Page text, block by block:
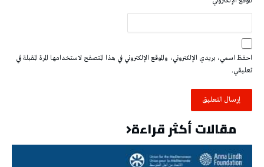
احفظ اسمي، بريدي الإلكتروني، والموقع الإلكتروني في هذا المتصفح لاستخدامها المرة المقبلة في
تعليقي.
مقالات أكثر قراءة